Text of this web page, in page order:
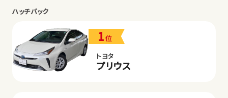
ハッチバック
1位
トヨタ
プリウス